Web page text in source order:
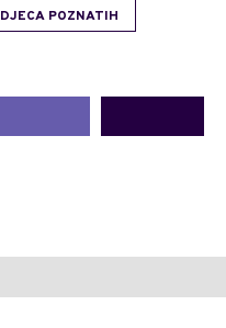
DJECA POZNATIH